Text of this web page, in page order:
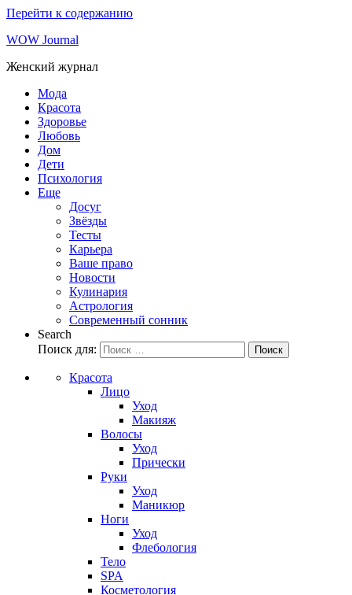
Перейти к содержанию
WOW Journal
Женский журнал
Мода
Красота
Здоровье
Любовь
Дом
Дети
Психология
Еще
Досуг
Звёзды
Тесты
Карьера
Ваше право
Новости
Кулинария
Астрология
Современный сонник
Search
Поиск для:
Поиск
Красота
Лицо
Уход
Макияж
Волосы
Уход
Прически
Руки
Уход
Маникюр
Ноги
Уход
Флебология
Тело
SPA
Косметология